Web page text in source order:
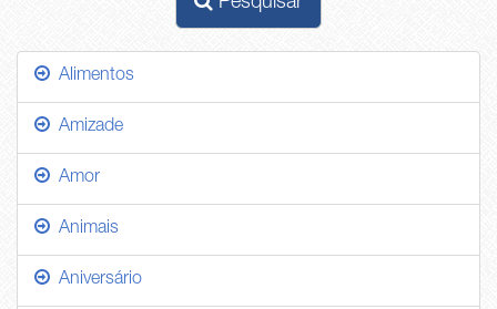
Alimentos
Amizade
Amor
Animais
Aniversário